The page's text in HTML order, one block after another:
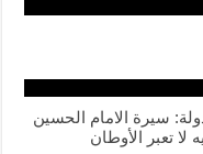
سيرة الامام الحسين
تعبر الأوطان